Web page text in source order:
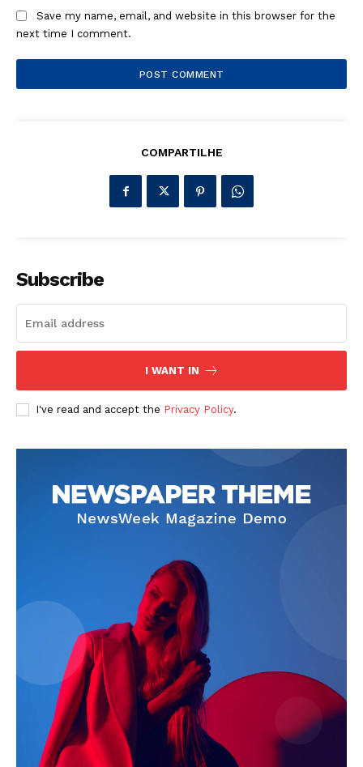
Save my name, email, and website in this browser for the
next time I comment.
COMPARTILHE
Subscribe
I WANT IN
I've read and accept the Privacy Policy.